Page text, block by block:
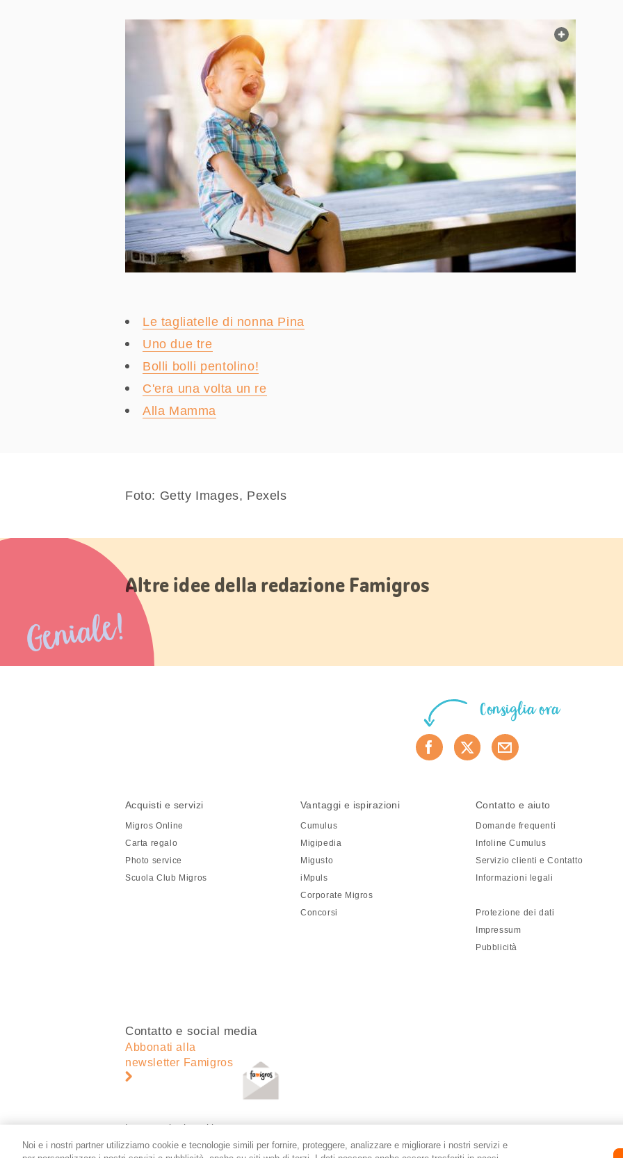
Le tagliatelle di nonna Pina
Uno due tre
Bolli bolli pentolino!
C'era una volta un re
Alla Mamma
Foto: Getty Images, Pexels
Altre idee della redazione Famigros
Geniale!
Consiglia ora
Acquisti e servizi
Migros Online
Carta regalo
Photo service
Scuola Club Migros
Vantaggi e ispirazioni
Cumulus
Migipedia
Migusto
iMpuls
Corporate Migros
Concorsi
Contatto e aiuto
Domande frequenti
Infoline Cumulus
Servizio clienti e Contatto
Informazioni legali
Protezione dei dati
Impressum
Pubblicità
Contatto e social media
Abbonati alla
newsletter Famigros
Impostazioni cookie
Noi e i nostri partner utilizziamo cookie e tecnologie simili per fornire, proteggere, analizzare e migliorare i nostri servizi e